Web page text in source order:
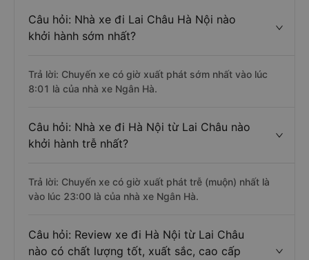
Câu hỏi: Nhà xe đi Lai Châu Hà Nội nào
khởi hành sớm nhất?
Trả lời: Chuyến xe có giờ xuất phát sớm nhất vào lúc
8:01 là của nhà xe Ngân Hà.
Câu hỏi: Nhà xe đi Hà Nội từ Lai Châu nào
khởi hành trễ nhất?
Trả lời: Chuyến xe có giờ xuất phát trễ (muộn) nhất là
vào lúc 23:00 là của nhà xe Ngân Hà.
Câu hỏi: Review xe đi Hà Nội từ Lai Châu
nào có chất lượng tốt, xuất sắc, cao cấp